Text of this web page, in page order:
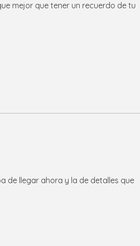
mejor que tener un recuerdo de tu
de llegar ahora y la de detalles que